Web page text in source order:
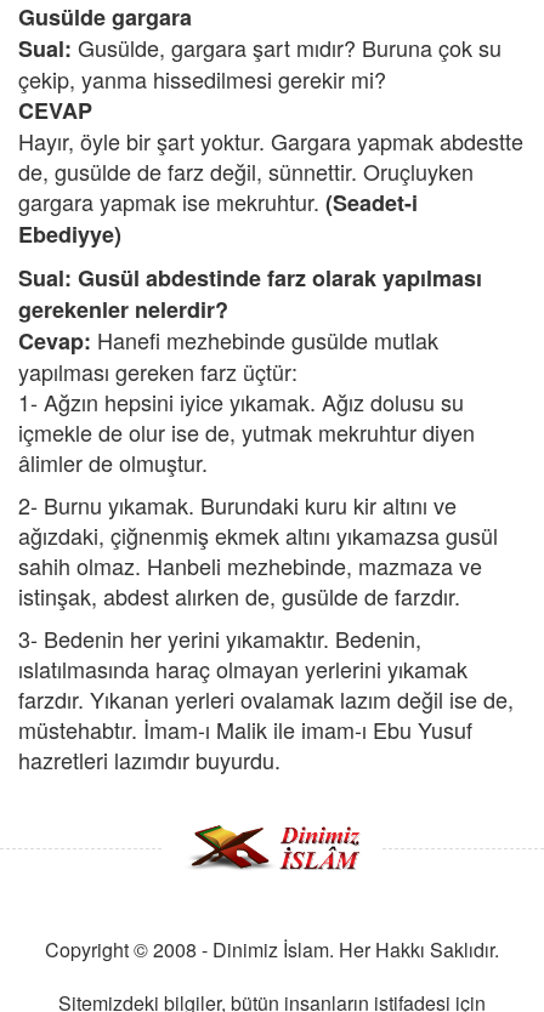
Gusülde gargara
Sual: Gusülde, gargara şart mıdır? Buruna çok su
çekip, yanma hissedilmesi gerekir mi?
CEVAP
Hayır, öyle bir şart yoktur. Gargara yapmak abdestte
de, gusülde de farz değil, sünnettir. Oruçluyken
gargara yapmak ise mekruhtur. (Seadet-i
Ebediyye)
Sual: Gusül abdestinde farz olarak yapılması
gerekenler nelerdir?
Cevap: Hanefi mezhebinde gusülde mutlak
yapılması gereken farz üçtür:
1- Ağzın hepsini iyice yıkamak. Ağız dolusu su
içmekle de olur ise de, yutmak mekruhtur diyen
âlimler de olmuştur.
2- Burnu yıkamak. Burundaki kuru kir altını ve
ağızdaki, çiğnenmiş ekmek altını yıkamazsa gusül
sahih olmaz. Hanbeli mezhebinde, mazmaza ve
istinşak, abdest alırken de, gusülde de farzdır.
3- Bedenin her yerini yıkamaktır. Bedenin,
ıslatılmasında haraç olmayan yerlerini yıkamak
farzdır. Yıkanan yerleri ovalamak lazım değil ise de,
müstehabtır. İmam-ı Malik ile imam-ı Ebu Yusuf
hazretleri lazımdır buyurdu.
Copyright © 2008 - Dinimiz İslam. Her Hakkı Saklıdır.
Sitemizdeki bilgiler, bütün insanların istifadesi için